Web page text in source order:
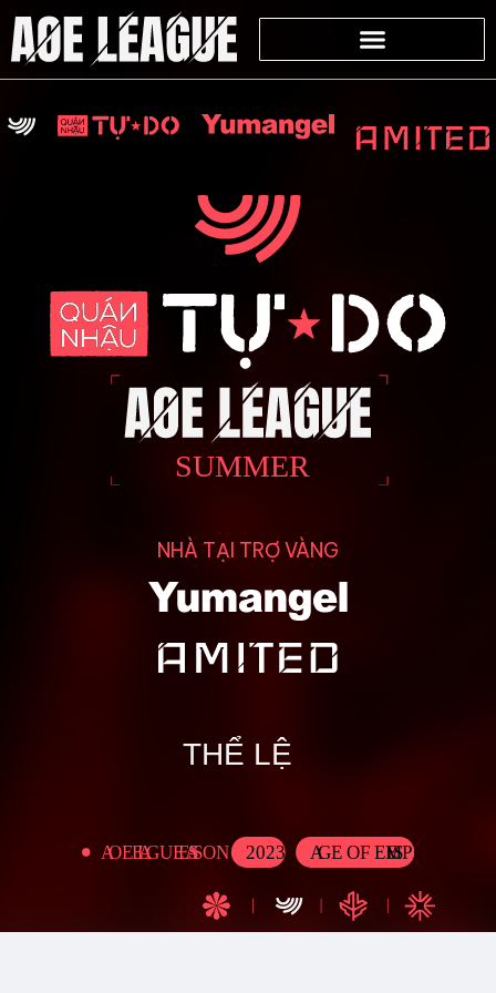
NHÀ TẠI TRỢ VÀNG
THỂ LỆ